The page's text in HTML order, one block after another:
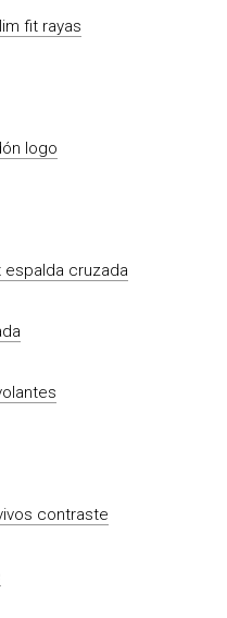
fit rayas
logo
espalda cruzada
contraste